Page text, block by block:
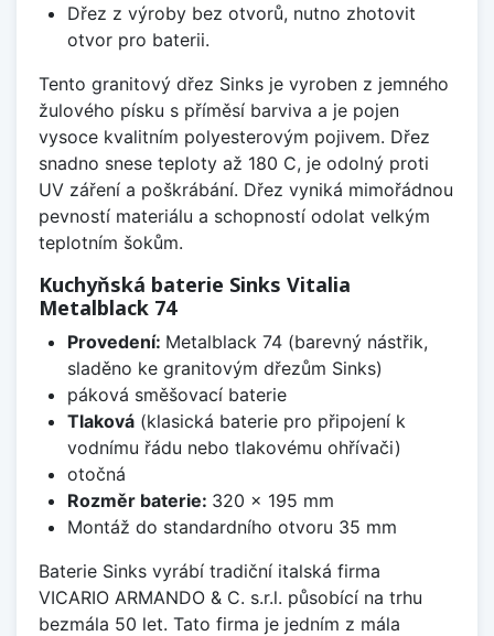
Dřez z výroby bez otvorů, nutno zhotovit
otvor pro baterii.
Tento granitový dřez Sinks je vyroben z jemného
žulového písku s příměsí barviva a je pojen
vysoce kvalitním polyesterovým pojivem. Dřez
snadno snese teploty až 180 C, je odolný proti
UV záření a poškrábání. Dřez vyniká mimořádnou
pevností materiálu a schopností odolat velkým
teplotním šokům.
Kuchyňská baterie Sinks Vitalia
Metalblack 74
Provedení: Metalblack 74 (barevný nástřik,
sladěno ke granitovým dřezům Sinks)
páková směšovací baterie
Tlaková(klasická baterie pro připojení k
vodnímu řádu nebo tlakovému ohřívači)
otočná
Rozměr baterie: 320 x 195 mm
Montáž do standardního otvoru 35 mm
Baterie Sinks vyrábí tradiční italská firma
VICARIO ARMANDO & C. s.r.l. působící na trhu
bezmála 50 let. Tato firma je jedním z mála